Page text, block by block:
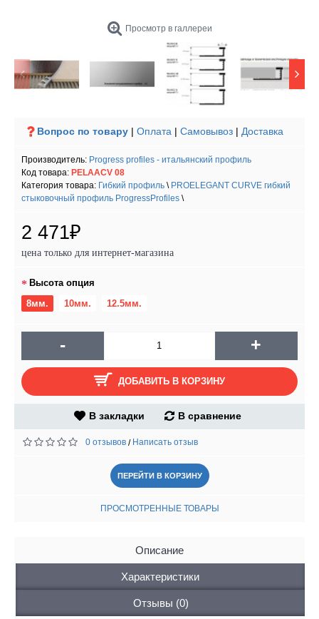
Просмотр в галлереи
Вопрос по товару | Оплата | Самовывоз | Доставка
Производитель: Progress profiles - итальянский профиль
Код товара: PELAACV 08
Категория товара: Гибкий профиль \ PROELEGANT CURVE гибкий
стыковочный профиль ProgressProfiles \
2 471₽
цена только для интернет-магазина
Высота опция
8мм.
10мм. 12.5мм.
- +
ДОБАВИТЬ В КОРЗИНУ
В закладки В сравнение
0 отзывов / Написать отзыв
ПЕРЕЙТИ В КОРЗИНУ
ПРОСМОТРЕННЫЕ ТОВАРЫ
Описание
Характеристики
Отзывы (0)